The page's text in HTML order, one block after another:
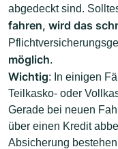
abgedeckt sind.
fahren, wird das
möglich.
Wichtig: In einigen
Teilkasko- oder
Gerade bei neuen
über einen Kredit
Absicherung